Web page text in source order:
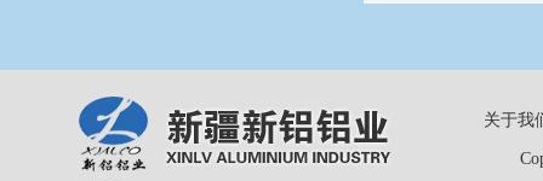
关于我